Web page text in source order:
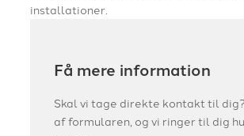
installationer.
Få mere information
Skal vi tage direkte kontakt til
af formularen, og vi ringer til dig